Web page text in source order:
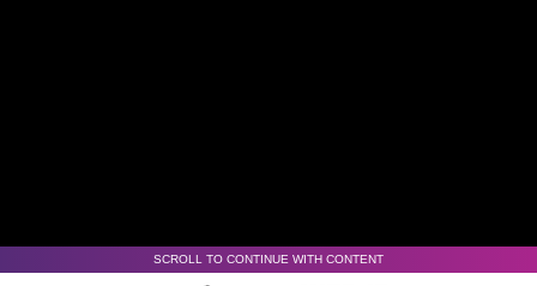
SCROLL TO CONTINUE WITH CONTENT